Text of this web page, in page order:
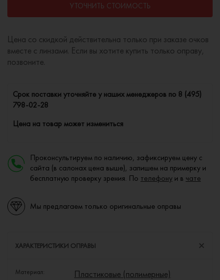
УТОЧНИТЬ СТОИМОСТЬ
Цена со скидкой действительна только при заказе очков
вместе с линзами. Если вы хотите купить только оправу,
позвоните.
Cрок поставки уточняйте у наших менеджеров по 8 (495)
798-02-28
Цена на товар может измениться
Проконсультируем по наличию, зафиксируем цену с
сайта (в салонах цена выше), запишем на примерку и
бесплатную проверку зрения. По телефону и в чате
Мы предлагаем только оригинальные оправы
ХАРАКТЕРИСТИКИ ОПРАВЫ
Материал: Пластиковые (полимерные)